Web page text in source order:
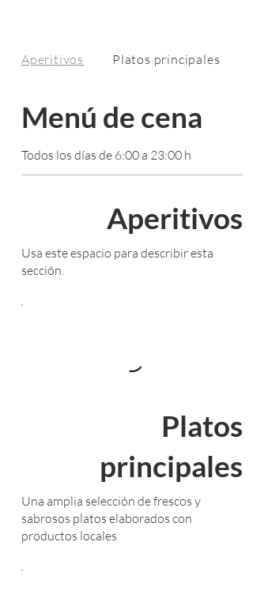
Menú de cena
Todos los días de 6:00 a 23:00 h
Aperitivos
Usa este espacio para describir esta
sección.
Platos
principales
Una amplia selección de frescos y
sabrosos platos elaborados con
productos locales
Aperitivos Platos principales